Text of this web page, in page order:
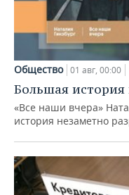
Общество 01 авг, 00:00
Большая
«Все наши вчера»
история незаметно